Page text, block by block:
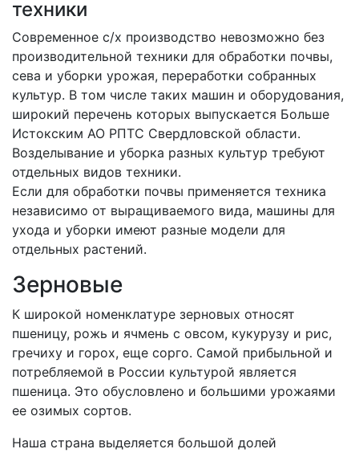
техники
Современное с/х производство невозможно без
производительной техники для обработки почвы,
сева и уборки урожая, переработки собранных
культур. В том числе таких машин и оборудования,
широкий перечень которых выпускается Больше
Истокским АО РПТС Свердловской области.
Возделывание и уборка разных культур требуют
отдельных видов техники.
Если для обработки почвы применяется техника
независимо от выращиваемого вида, машины для
ухода и уборки имеют разные модели для
отдельных растений.
Зерновые
К широкой номенклатуре зерновых относят
пшеницу, рожь и ячмень с овсом, кукурузу и рис,
гречиху и горох, еще сорго. Самой прибыльной и
потребляемой в России культурой является
пшеница. Это обусловлено и большими урожаями
ее озимых сортов.
Наша страна выделяется большой долей